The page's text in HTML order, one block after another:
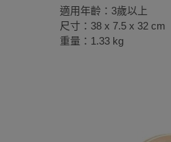
適用年齡：3歲以上
尺寸：38 x 7.5 x 32 cm
重量：1.33 kg